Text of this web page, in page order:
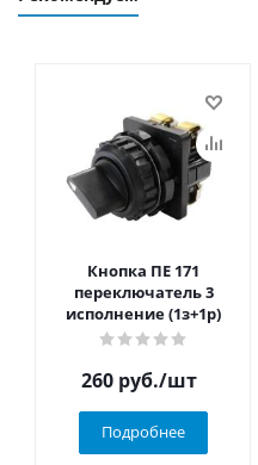
Кнопка ПЕ 171
переключатель 3
исполнение (1з+1р)
260 руб./шт
Подробнее